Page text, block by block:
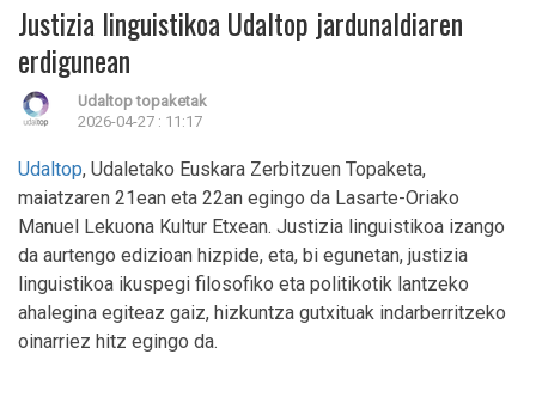
Justizia linguistikoa Udaltop jardunaldiaren
erdigunean
Udaltop topaketak
2026-04-27 : 11:17
Udaltop, Udaletako Euskara Zerbitzuen Topaketa,
maiatzaren 21ean eta 22an egingo da Lasarte-Oriako
Manuel Lekuona Kultur Etxean. Justizia linguistikoa izango
da aurtengo edizioan hizpide, eta, bi egunetan, justizia
linguistikoa ikuspegi filosofiko eta politikotik lantzeko
ahalegina egiteaz gaiz, hizkuntza gutxituak indarberritzeko
oinarriez hitz egingo da.